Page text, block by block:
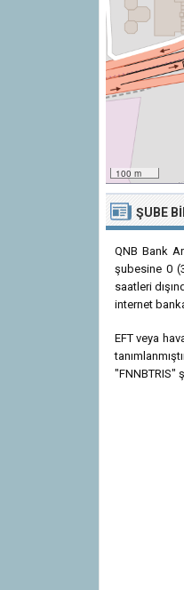
100 m
ŞUBE
QNB Bank
şubesine 0
saatleri
internet
EFT veya
"FNNBTRIS"